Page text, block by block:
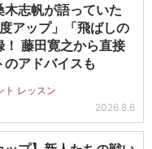
木志帆が語っていた
アップ」「飛ばしの
！ 藤田寛之から直接
のアドバイスも
ト レッスン
2026.8.6